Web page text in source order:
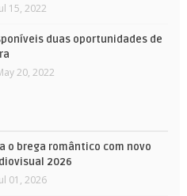
15, 2022
duas oportunidades de
20, 2022
o brega romântico com novo
2026
01, 2026